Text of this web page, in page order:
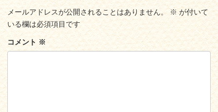
メールアドレスが公開されることはありません。 ※ が付いて
いる欄は必須項目です
コメント ※